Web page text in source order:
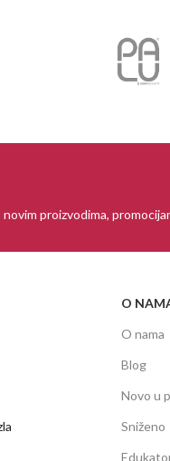
proizvodima,
O
O nama
Blog
Novo u
Sniženo